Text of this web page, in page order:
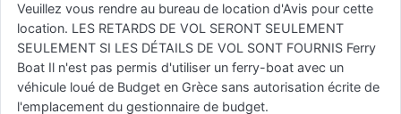
Veuillez vous rendre au bureau de location d'Avis pour cette
location. LES RETARDS DE VOL SERONT SEULEMENT
SEULEMENT SI LES DÉTAILS DE VOL SONT FOURNIS Ferry
Boat Il n'est pas permis d'utiliser un ferry-boat avec un
véhicule loué de Budget en Grèce sans autorisation écrite de
l'emplacement du gestionnaire de budget.